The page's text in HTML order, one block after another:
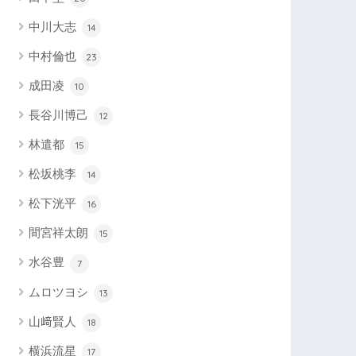
中川大志 14
中村倫也 23
成田凌 10
長谷川博己 12
林遣都 15
松坂桃李 14
松下洸平 16
間宮祥太朗 15
水谷豊 7
ムロツヨシ 13
山﨑賢人 18
横浜流星 17